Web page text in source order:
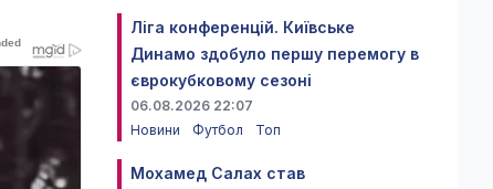
Ліга конференцій. Київське
Динамо здобуло першу перемогу в
єврокубковому сезоні
06.08.2026 22:07
Новини
Футбол Топ
Мохамед Салах став